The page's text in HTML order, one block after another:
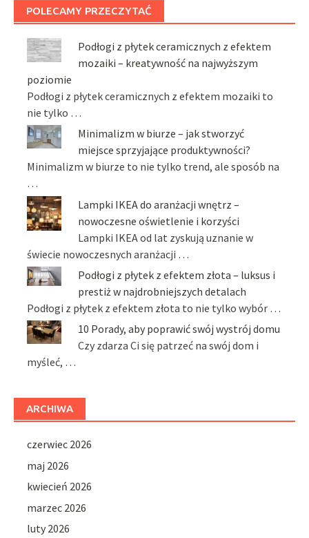
POLECAMY PRZECZYTAĆ
Podłogi z płytek ceramicznych z efektem
mozaiki – kreatywność na najwyższym
poziomie
Podłogi z płytek ceramicznych z efektem mozaiki to
nie tylko …
Minimalizm w biurze – jak stworzyć
miejsce sprzyjające produktywności?
Minimalizm w biurze to nie tylko trend, ale sposób na
…
Lampki IKEA do aranżacji wnętrz –
nowoczesne oświetlenie i korzyści
Lampki IKEA od lat zyskują uznanie w
świecie nowoczesnych aranżacji …
Podłogi z płytek z efektem złota – luksus i
prestiż w najdrobniejszych detalach
Podłogi z płytek z efektem złota to nie tylko wybór …
10 Porady, aby poprawić swój wystrój domu
Czy zdarza Ci się patrzeć na swój dom i
myśleć, …
ARCHIWA
czerwiec 2026
maj 2026
kwiecień 2026
marzec 2026
luty 2026